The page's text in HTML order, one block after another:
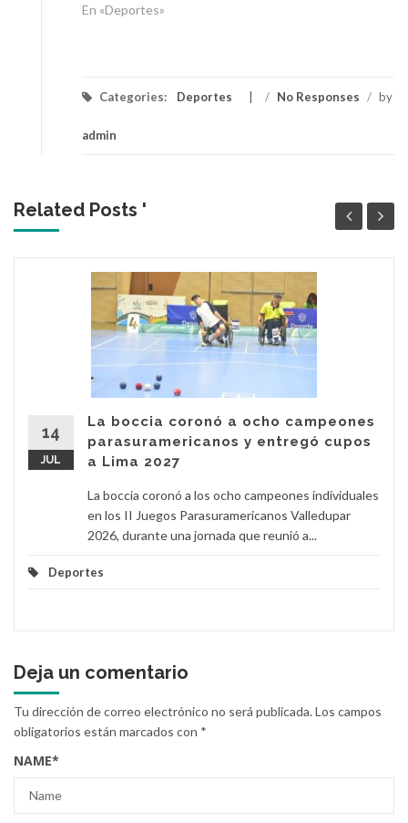
En «Deportes»
Categories: Deportes / No Responses / by
admin
Related Posts '
14
JUL
La boccia coronó a ocho campeones
parasuramericanos y entregó cupos
a Lima 2027
La boccia coronó a los ocho campeones individuales
en los II Juegos Parasuramericanos Valledupar
2026, durante una jornada que reunió a...
Deportes
Deja un comentario
Tu dirección de correo electrónico no será publicada.Los campos
obligatorios están marcados con *
NAME*